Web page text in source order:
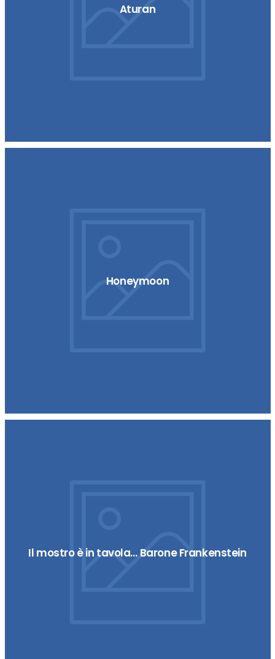
Aturan
Honeymoon
Il mostro è in tavola… Barone Frankenstein